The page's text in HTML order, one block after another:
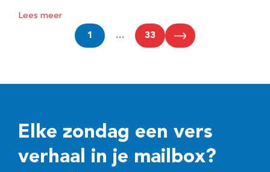
Lees meer
1 … 33
Elke zondag een vers
verhaal in je mailbox?